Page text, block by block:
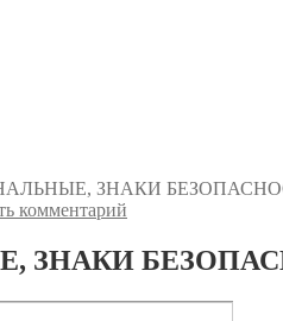
ЗНАКИ
комментарий
ЗНАКИ